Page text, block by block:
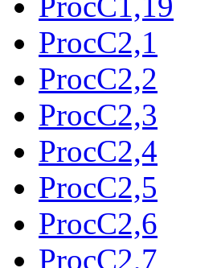
ProcC2,1
ProcC2,2
ProcC2,3
ProcC2,4
ProcC2,5
ProcC2,6
ProcC2,7